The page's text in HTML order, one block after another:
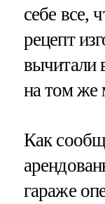
себе все,
рецепт
вычитали
на том же
Как
гараже